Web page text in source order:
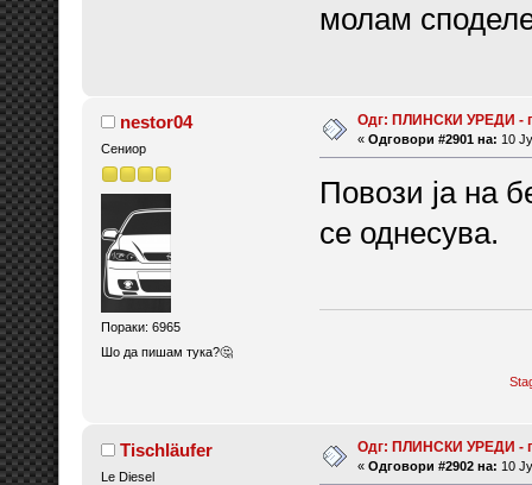
молам
nestor04
Сениор
Пораки: 6965
Шо да пишам тука?🤔
Одг: ПЛИНСКИ УРЕДИ -
« Одговори #2901 на: 10
Повози ја на
се однесува.
Tischläufer
Le Diesel
Одг: ПЛИНСКИ УРЕДИ -
« Одговори #2902 на: 10